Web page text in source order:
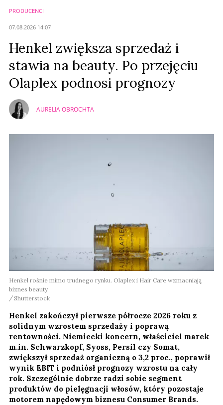
PRODUCENCI
07.08.2026 14:07
Henkel zwiększa sprzedaż i
stawia na beauty. Po przejęciu
Olaplex podnosi prognozy
AURELIA OBROCHTA
Henkel rośnie mimo trudnego rynku. Olaplex i Hair Care wzmacniają
biznes beauty
Shutterstock
Henkel zakończył pierwsze półrocze 2026 roku z
solidnym wzrostem sprzedaży i poprawą
rentowności. Niemiecki koncern, właściciel marek
m.in. Schwarzkopf, Syoss, Persil czy Somat,
zwiększył sprzedaż organiczną o 3,2 proc., poprawił
wynik EBIT i podniósł prognozy wzrostu na cały
rok. Szczególnie dobrze radzi sobie segment
produktów do pielęgnacji włosów, który pozostaje
motorem napędowym biznesu Consumer Brands.